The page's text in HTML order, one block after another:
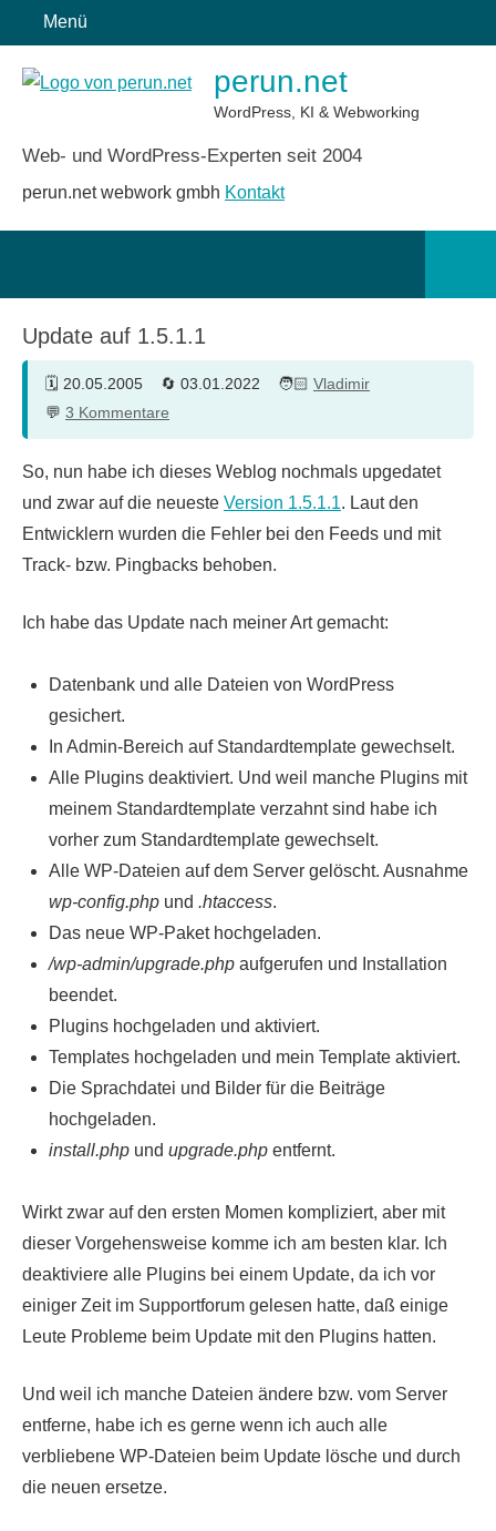
Inhalt
springen
Menü
perun.net
WordPress, KI & Webworking
Web- und WordPress-Experten seit 2004
perun.net webwork gmbh Kontakt
Update auf 1.5.1.1
20.05.2005 03.01.2022
Vladimir
3 Kommentare
So, nun habe ich dieses Weblog nochmals upgedatet
und zwar auf die neueste Version 1.5.1.1. Laut den
Entwicklern wurden die Fehler bei den Feeds und mit
Track- bzw. Pingbacks behoben.
Ich habe das Update nach meiner Art gemacht:
Datenbank und alle Dateien von WordPress
gesichert.
In Admin-Bereich auf Standardtemplate gewechselt.
Alle Plugins deaktiviert. Und weil manche Plugins mit
meinem Standardtemplate verzahnt sind habe ich
vorher zum Standardtemplate gewechselt.
Alle WP-Dateien auf dem Server gelöscht. Ausnahme
wp-config.php und .htaccess.
Das neue WP-Paket hochgeladen.
/wp-admin/upgrade.php aufgerufen und Installation
beendet.
Plugins hochgeladen und aktiviert.
Templates hochgeladen und mein Template aktiviert.
Die Sprachdatei und Bilder für die Beiträge
hochgeladen.
install.php und upgrade.php entfernt.
Wirkt zwar auf den ersten Momen kompliziert, aber mit
dieser Vorgehensweise komme ich am besten klar. Ich
deaktiviere alle Plugins bei einem Update, da ich vor
einiger Zeit im Supportforum gelesen hatte, daß einige
Leute Probleme beim Update mit den Plugins hatten.
Und weil ich manche Dateien ändere bzw. vom Server
entferne, habe ich es gerne wenn ich auch alle
verbliebene WP-Dateien beim Update lösche und durch
die neuen ersetze.